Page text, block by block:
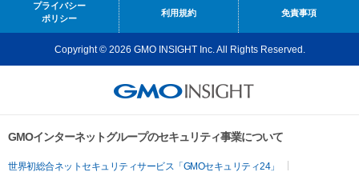
プライバシー
ポリシー
利用規約 免責事項
Copyright © 2026 GMO INSIGHT Inc. All Rights Reserved.
GMOインターネットグループのセキュリティ事業について
世界初総合ネットセキュリティサービス「GMOセキュリティ24」